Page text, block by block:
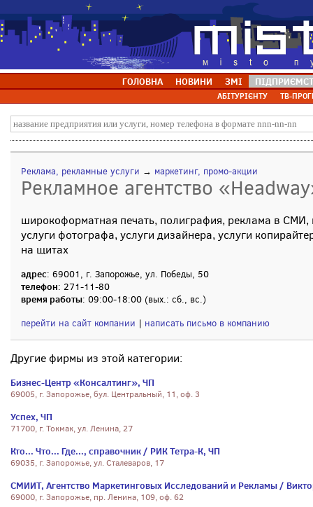
ГОЛОВНА НОВИНИ ЗМІ
АБІТУРІЄНТУ ТВ-
Реклама, рекламные услуги → маркетинг, промо-акции
Рекламное агентство
широкоформатная печать, полиграфия, реклама в
услуги фотографа, услуги дизайнера, услуги
на щитах
адрес: 69001, г. Запорожье, ул. Победы, 50
телефон: 271-11-80
время работы: 09:00-18:00 (вых.: сб., вс.)
перейти на сайт компании | написать письмо в компанию
Другие фирмы из этой категории:
Бизнес-Центр «Консалтинг», ЧП
69005, г. Запорожье, бул. Центральный, 11, оф. 3
Успех, ЧП
71700, г. Токмак, ул. Ленина, 27
Кто... Что... Где..., справочник / РИК Тетра-К, ЧП
69035, г. Запорожье, ул. Сталеваров, 17
СМИИТ, Агентство Маркетинговых Исследований и Рекламы /
69000, г. Запорожье, пр. Ленина, 109, оф. 62